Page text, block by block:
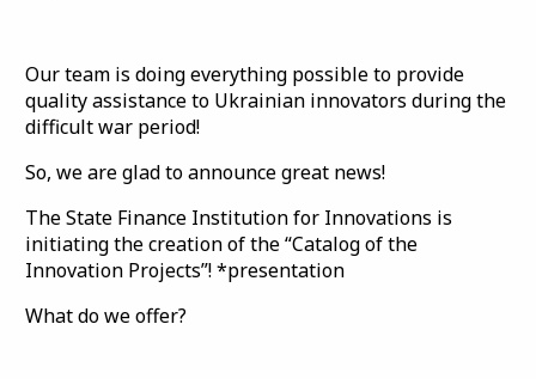
Our team is doing everything possible to provide
quality assistance to Ukrainian innovators during the
difficult war period!
So, we are glad to announce great news!
The State Finance Institution for Innovations is
initiating the creation of the “Catalog of the
Innovation Projects”! *presentation
What do we offer?